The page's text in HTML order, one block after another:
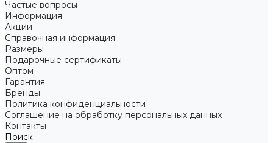
Частые вопросы
Информация
Акции
Справочная информация
Размеры
Подарочные сертификаты
Оптом
Гарантия
Бренды
Политика конфиденциальности
Соглашение на обработку персональных данных
Контакты
Поиск